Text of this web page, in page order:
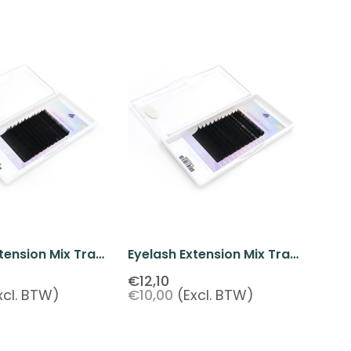
Mix Tray
8 Mm-
BTW)
Eyelash Extension Mix Tray
C-Curl 0.15mm 8 Mm-
15mm
€12,10
€10,00 (Excl. BTW)